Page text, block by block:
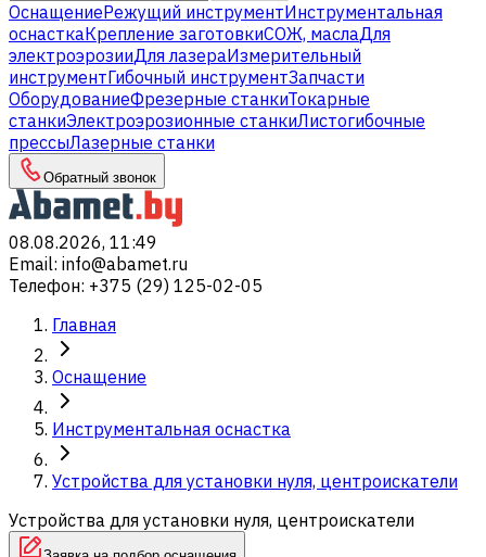
ОснащениеРежущий инструментИнструментальная
оснасткаКрепление заготовкиСОЖ, маслаДля
электроэрозииДля лазераИзмерительный
инструментГибочный инструментЗапчасти
ОборудованиеФрезерные станкиТокарные
станкиЭлектроэрозионные станкиЛистогибочные
прессыЛазерные станки
Обратный звонок
08.08.2026, 11:49
Email: info@abamet.ru
Телефон: +375 (29) 125-02-05
Главная
Оснащение
Инструментальная оснастка
Устройства для установки нуля, центроискатели
Устройства для установки нуля, центроискатели